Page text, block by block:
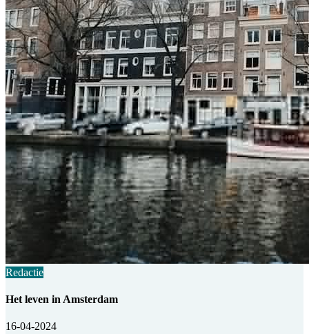
Redactie
Het leven in Amsterdam
16-04-2024